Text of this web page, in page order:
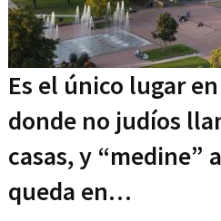
Es el único lugar
donde no judíos
casas, y “medine”
queda en…